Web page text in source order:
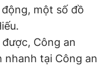
một số đồ
Công an
nhanh tại Công an